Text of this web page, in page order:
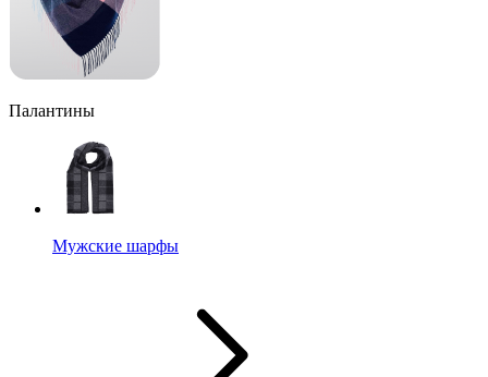
Палантины
Мужские шарфы